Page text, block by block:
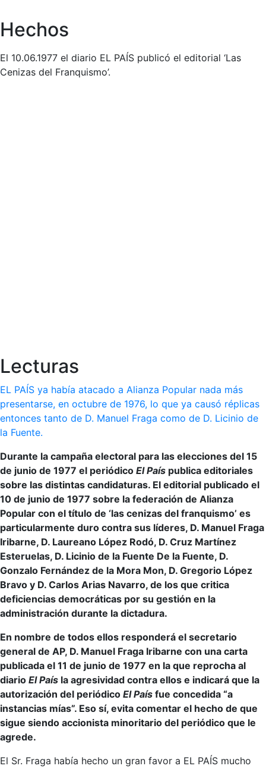
Hechos
El 10.06.1977 el diario EL PAÍS publicó el editorial ‘Las
Cenizas del Franquismo’.
Lecturas
EL PAÍS ya había atacado a Alianza Popular nada más
presentarse, en octubre de 1976, lo que ya causó réplicas
entonces tanto de D. Manuel Fraga como de D. Licinio de
la Fuente.
Durante la campaña electoral para las elecciones del 15
de junio de 1977 el periódico El País publica editoriales
sobre las distintas candidaturas. El editorial publicado el
10 de junio de 1977 sobre la federación de Alianza
Popular con el título de ‘las cenizas del franquismo’ es
particularmente duro contra sus líderes, D. Manuel Fraga
Iribarne, D. Laureano López Rodó, D. Cruz Martínez
Esteruelas, D. Licinio de la Fuente De la Fuente, D.
Gonzalo Fernández de la Mora Mon, D. Gregorio López
Bravo y D. Carlos Arias Navarro, de los que critica
deficiencias democráticas por su gestión en la
administración durante la dictadura.
En nombre de todos ellos responderá el secretario
general de AP, D. Manuel Fraga Iribarne con una carta
publicada el 11 de junio de 1977 en la que reprocha al
diario El País la agresividad contra ellos e indicará que la
autorización del periódico El País fue concedida “a
instancias mías”. Eso sí, evita comentar el hecho de que
sigue siendo accionista minoritario del periódico que le
agrede.
El Sr. Fraga había hecho un gran favor a EL PAÍS mucho